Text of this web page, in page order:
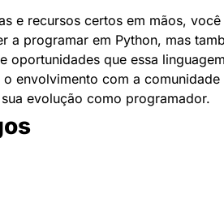
e recursos certos em mãos, você
a programar em Python, mas
oportunidades que essa
envolvimento com a comunidade
evolução como programador.